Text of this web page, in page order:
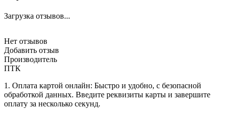
Загрузка отзывов...
Нет отзывов
Добавить отзыв
Производитель
ПТК
1. Оплата картой онлайн: Быстро и удобно, с безопасной
обработкой данных. Введите реквизиты карты и завершите
оплату за несколько секунд.